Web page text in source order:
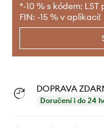
*-10 % s kódem:
FIN: -15 % v aplikaci!
DOPRAVA
Doručení i do 24